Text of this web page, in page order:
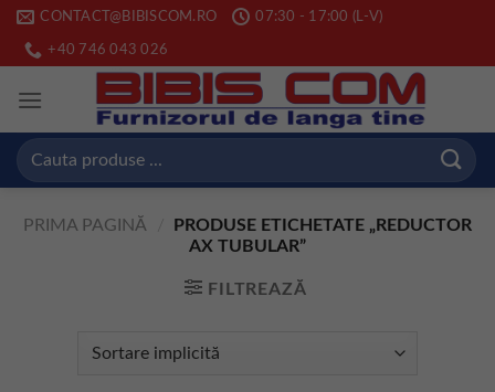
Skip
content
CONTACT@BIBISCOM.RO 07:30 - 17:00 (L-V)
+40 746 043 026
Caută
PRIMA PAGINĂ
PRODUSE ETICHETATE „REDUCTOR
AX TUBULAR”
FILTREAZĂ